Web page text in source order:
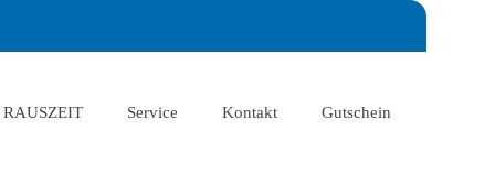
RAUSZEIT Service Kontakt Gutschein